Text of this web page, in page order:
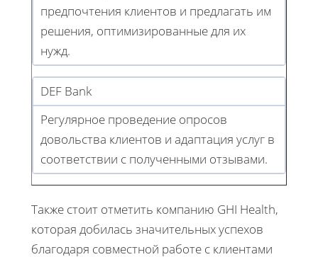
предпочтения клиентов и предлагать им
решения, оптимизированные для их
нужд.
DEF Bank
Регулярное проведение опросов
довольства клиентов и адаптация услуг в
соответствии с полученными отзывами.
Также стоит отметить компанию GHI Health,
которая добилась значительных успехов
благодаря совместной работе с клиентами